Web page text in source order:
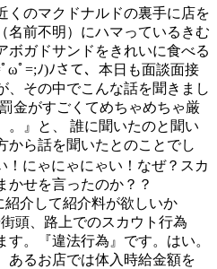
くのマクドナルドの裏手に店を
名前不明）にハマっているきむ
ボガドサンドをきれいに食べる
ωﾟ=;ﾉ)ﾉさて、本日も面談面接
、その中でこんな話を聞きまし
金がすごくてめちゃめちゃ厳
。』と、 誰に聞いたのと聞い
から話を聞いたとのことでし
にゃにゃにゃい！なぜ？スカ
かせを言ったのか？？
紹介して紹介料が欲しいか
頭、路上でのスカウト行為
。『違法行為』です。はい。
あるお店では体入時給金額を